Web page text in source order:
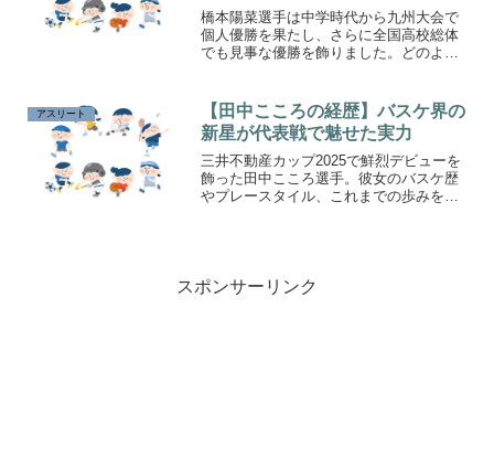
橋本陽菜選手は中学時代から九州大会で
個人優勝を果たし、さらに全国高校総体
でも見事な優勝を飾りました。どのよう
在までの軌跡を掘り下げてご紹介しま
す。
アスリート
【田中こころの経歴】バスケ界の
新星が代表戦で魅せた実力
三井不動産カップ2025で鮮烈デビューを
飾った田中こころ選手。彼女のバスケ歴
やプレースタイル、これまでの歩みを詳
スポンサーリンク